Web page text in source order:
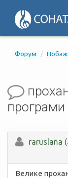
Форум
програми
raruslana
Велике